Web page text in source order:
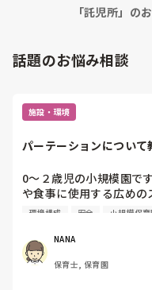
「託児所」の
話題のお悩み相談
施設・環境
パーテーションについて
0〜２歳児の小規模園で
や食事に使用する広め
り回ったりして落ち着
うな素材で軽いので、ち
まり立ちが不安定な子に
す。かと言って固定し
環境構成 安全 小規模保
NANA
保育士, 保育園